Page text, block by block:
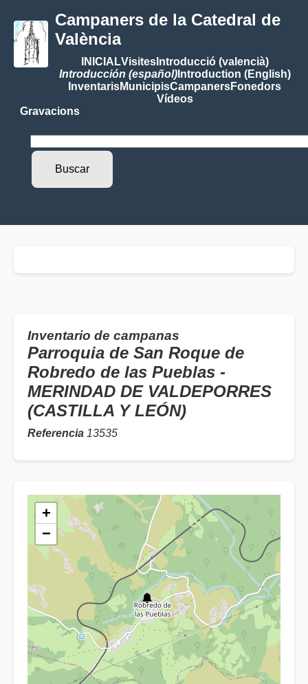
Campaners de la Catedral de
València
INICIALVisitesIntroducció (valencià)
Introducción (español)Introduction (English)
InventarisMunicipisCampanersFonedors
Vídeos
Gravacions
Inventario de campanas
Parroquia de San Roque de
Robredo de las Pueblas -
MERINDAD DE VALDEPORRES
(CASTILLA Y LEÓN)
Referencia 13535
+
−